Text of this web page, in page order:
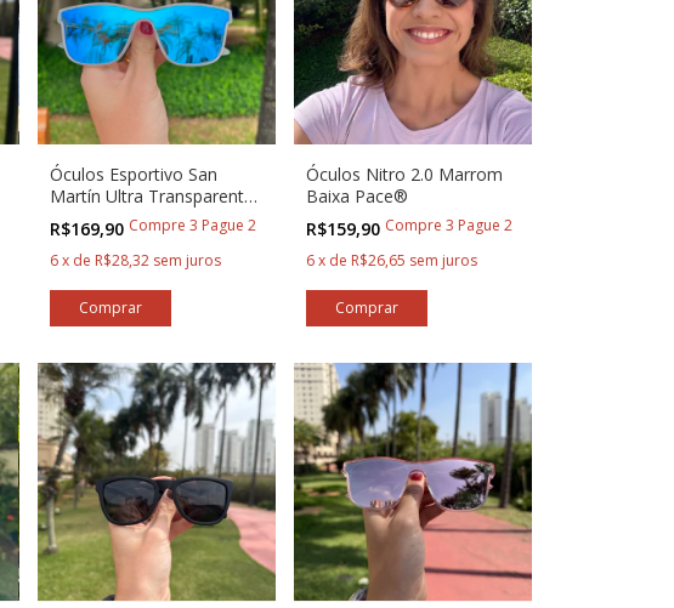
Óculos Esportivo San
Martín Ultra Transparente
com Azul
R$169,90 Compre 3 Pague 2
6 x de R$28,32 sem juros
Óculos Nitro 2.0 Marrom
Baixa Pace®
R$159,90 Compre 3 Pague 2
6x de R$26,65 sem juros